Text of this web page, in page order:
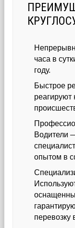
часа в
году.
Быстрое
Водители
опытом в
перевозку